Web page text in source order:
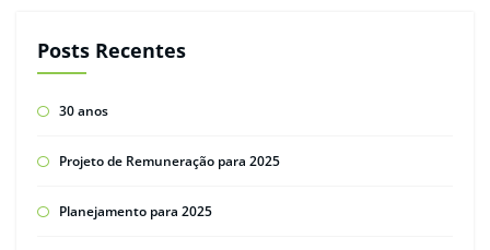
Posts Recentes
30 anos
Projeto de Remuneração para 2025
Planejamento para 2025